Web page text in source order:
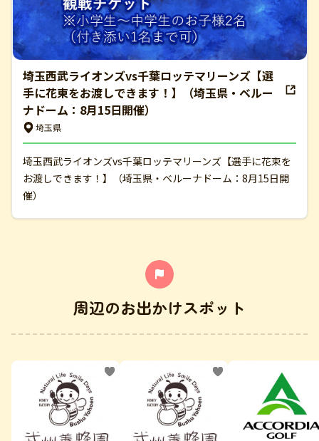
埼玉西武ライオンズvs千葉ロッテマリーンズ【選
手に花束をお渡しできます！】（埼玉県・ベルー
ナドーム：8月15日開催）
埼玉県
埼玉西武ライオンズvs千葉ロッテマリーンズ【選手に花束を
お渡しできます！】（埼玉県・ベルーナドーム：8月15日開
催）
周辺のお出かけスポット